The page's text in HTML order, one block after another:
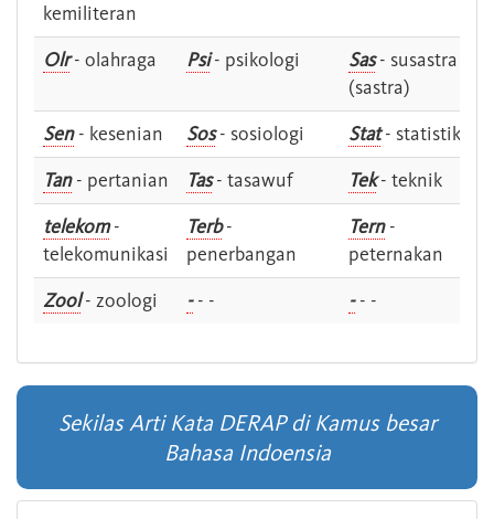
kemiliteran
Olr- olahraga Psi- psikologi Sas- susastra -
(sastra)
Sen- kesenian Sos- sosiologi Stat- statistik
Tan- pertanian Tas- tasawuf Tek- teknik
telekom-
telekomunikasi
Terb-
penerbangan
Tern-
peternakan
Zool- zoologi -- - -- -
Sekilas Arti Kata DERAP di Kamus besar
Bahasa Indoensia